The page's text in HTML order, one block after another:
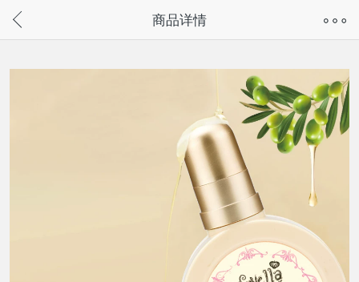
请通过微信或支付宝搜“奇兔客小程序”访问
商品详情